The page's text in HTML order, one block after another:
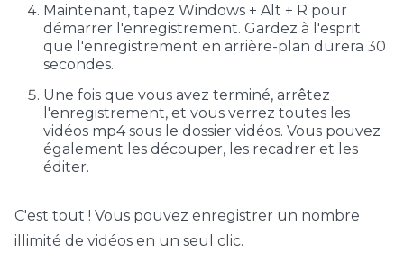
Maintenant, tapez Windows + Alt + R pour
démarrer l'enregistrement. Gardez à l'esprit
que l'enregistrement en arrière-plan durera 30
secondes.
Une fois que vous avez terminé, arrêtez
l'enregistrement, et vous verrez toutes les
vidéos mp4 sous le dossier vidéos. Vous pouvez
également les découper, les recadrer et les
éditer.
C'est tout ! Vous pouvez enregistrer un nombre
illimité de vidéos en un seul clic.